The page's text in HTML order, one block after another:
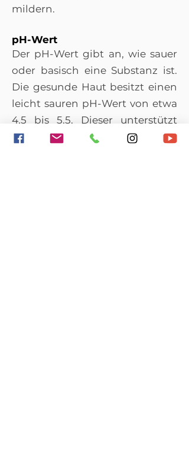
mildern.
pH-Wert
Der pH-Wert gibt an, wie sauer
oder basisch eine Substanz ist.
Die gesunde Haut besitzt einen
leicht sauren pH-Wert von etwa
4,5 bis 5,5. Dieser unterstützt
den Säureschutzmantel und